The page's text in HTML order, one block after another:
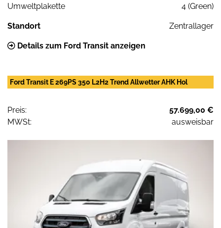
Umweltplakette
4 (Green)
Standort Zentrallager
Details zum Ford Transit anzeigen
Ford Transit E 269PS 350 L2H2 Trend Allwetter AHK Hol
Preis:
57.699,00 €
MWSt:
ausweisbar